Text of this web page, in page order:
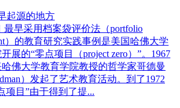
起源的地方
最早采用档案袋评价法（portfolio
）的教育研究实践事例是美国哈佛大学
展的“零点项目（project zero）”。1967
佛大学教育学院教授的哲学家哥德曼
）发起了艺术教育活动。到了1972
项目”由于得到了提...